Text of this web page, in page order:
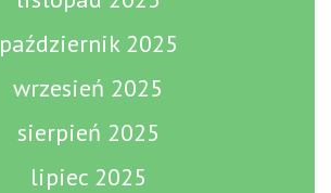
październik 2025
wrzesień 2025
sierpień 2025
lipiec 2025